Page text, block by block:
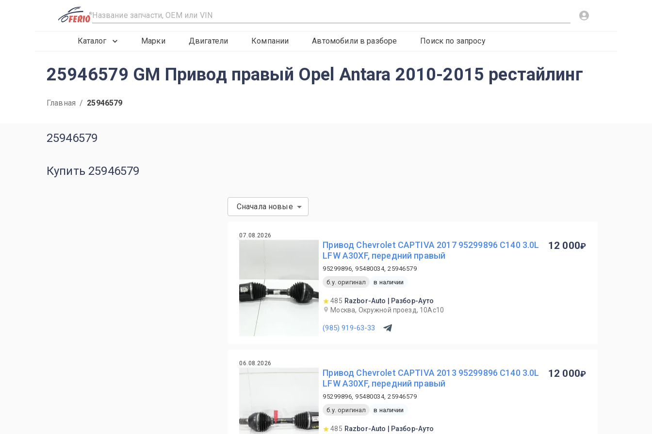
R
Каталог Марки Двигатели Компании Автомобили в разборе Поиск по запросу
25946579 GM Привод правый Opel Antara 2010-2015 рестайлинг
Главная / 25946579
25946579
Купить 25946579
Сначала новые
07.08.2026
Привод Chevrolet CAPTIVA 2017 95299896 C140 3.0L
LFW A30XF, передний правый
95299896, 95480034, 25946579
б.у. оригинал
в наличии
485 Razbor-Auto | Разбор-Ауто
Москва, Окружной проезд, 10Ас10
(985) 919-63-33
12 000
06.08.2026
Привод Chevrolet CAPTIVA 2013 95299896 C140 3.0L
LFW A30XF, передний правый
95299896, 95480034, 25946579
б.у. оригинал
в наличии
485 Razbor-Auto | Разбор-Ауто
12 000